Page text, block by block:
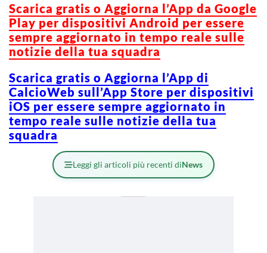
Scarica gratis o Aggiorna l’App da Google
Play per dispositivi Android per essere
sempre aggiornato in tempo reale sulle
notizie della tua squadra
Scarica gratis o Aggiorna l’App di
CalcioWeb sull’App Store per dispositivi
iOS per essere sempre aggiornato in
tempo reale sulle notizie della tua
squadra
Leggi gli articoli più recenti diNews